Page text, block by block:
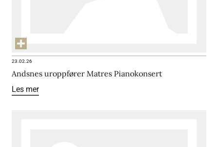
23.02.26
Andsnes uroppfører Matres Pianokonsert
Les mer